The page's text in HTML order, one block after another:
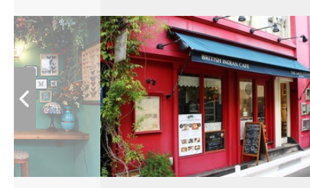
やりたいこ
特集をみる
グッドスク
）を授与しています。
日中に回答するスピード回答！
ナルの教材
、全てスクールオリジナル！プロ
08/26 登録
2016/08/26